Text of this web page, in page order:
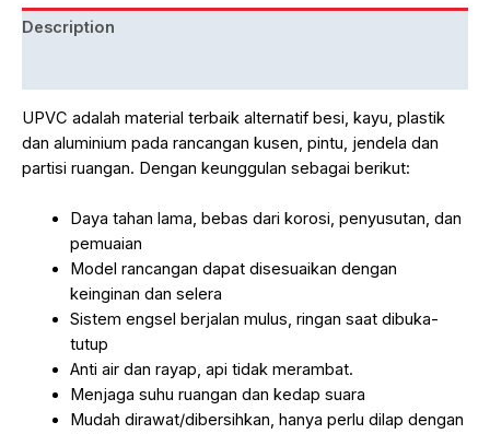
Description
UPVC adalah material terbaik alternatif besi, kayu, plastik
dan aluminium pada rancangan kusen, pintu, jendela dan
partisi ruangan. Dengan keunggulan sebagai berikut:
Daya tahan lama, bebas dari korosi, penyusutan, dan
pemuaian
Model rancangan dapat disesuaikan dengan
keinginan dan selera
Sistem engsel berjalan mulus, ringan saat dibuka-
tutup
Anti air dan rayap, api tidak merambat.
Menjaga suhu ruangan dan kedap suara
Mudah dirawat/dibersihkan, hanya perlu dilap dengan